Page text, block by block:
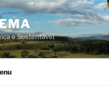
e Sustentável